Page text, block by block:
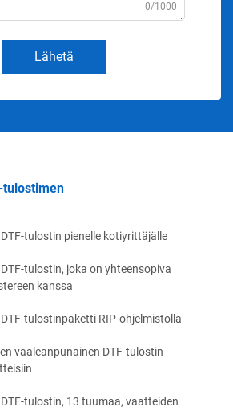
0/1000
Lähetä
tulostimen
tulostin pienelle kotiyrittäjälle
tulostin, joka on yhteensopiva
kanssa
tulostinpaketti RIP-ohjelmistolla
vaaleanpunainen DTF-tulostin
tulostin, 13 tuumaa, vaatteiden